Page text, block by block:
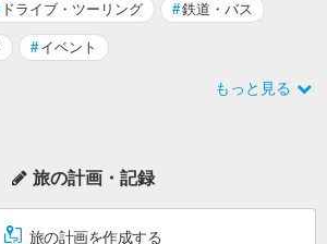
ドライブ・ツーリング #鉄道・バス
# イベント
もっと見る
旅の計画・記録
旅の計画を作成する